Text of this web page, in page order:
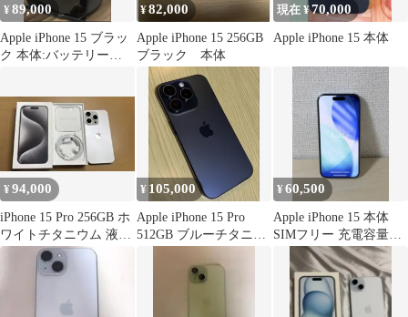
¥89,000
Apple iPhone 15 ブラッ
ク 本体:バッテリー
¥82,000
Apple iPhone 15 256GB
ブラック 本体
現在 ¥70,000
Apple iPhone 15 本体
¥94,000
iPhone 15 Pro 256GB ホ
ワイトチタニウム 液晶
不良有
¥ 105,000
Apple iPhone 15 Pro
512GB ブルーチタニウ
¥60,500
Apple iPhone 15 本体
SIMフリー 充電容量
86% 箱付き